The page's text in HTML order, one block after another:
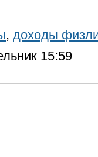
, доходы
15:59